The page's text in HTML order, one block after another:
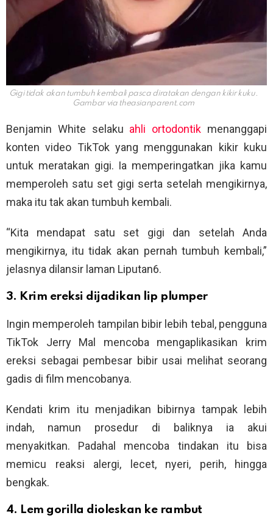
Gigi tidak akan tumbuh kembali pasca diratakan dengan kikir kuku.
Gambar via theasianparent.com
Benjamin White selaku ahli ortodontik menanggapi
konten video TikTok yang menggunakan kikir kuku
untuk meratakan gigi. Ia memperingatkan jika kamu
memperoleh satu set gigi serta setelah mengikirnya,
maka itu tak akan tumbuh kembali.
“Kita mendapat satu set gigi dan setelah Anda
mengikirnya, itu tidak akan pernah tumbuh kembali,”
jelasnya dilansir laman Liputan6.
3. Krim ereksi dijadikan lip plumper
Ingin memperoleh tampilan bibir lebih tebal, pengguna
TikTok Jerry Mal mencoba mengaplikasikan krim
ereksi sebagai pembesar bibir usai melihat seorang
gadis di film mencobanya.
Kendati krim itu menjadikan bibirnya tampak lebih
indah, namun prosedur di baliknya ia akui
menyakitkan. Padahal mencoba tindakan itu bisa
memicu reaksi alergi, lecet, nyeri, perih, hingga
bengkak.
4. Lem gorilla dioleskan ke rambut